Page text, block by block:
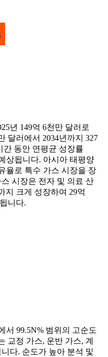
년 149억 6천만 달러로
달러에서 2034년까지 327
간 동안 연평균 성장률
상됩니다. 아시아 태평양
율로 특수 가스 시장을 장
시장은 전자 및 의료 산
지 크게 성장하여 29억
니다.
서 99.5N% 범위의 고순도
교정 가스, 운반 가스, 계
다. 순도가 높아 분석 및